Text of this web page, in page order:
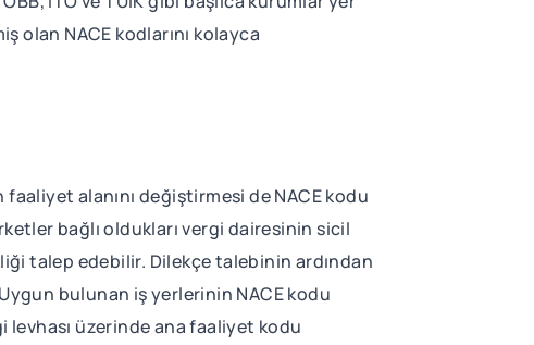
olan NACE kodlarını kolayca
alanını değiştirmesi de NACE kodu
bağlı oldukları vergi dairesinin sicil
talep edebilir. Dilekçe talebinin ardından
bulunan iş yerlerinin NACE kodu
levhası üzerinde ana faaliyet kodu